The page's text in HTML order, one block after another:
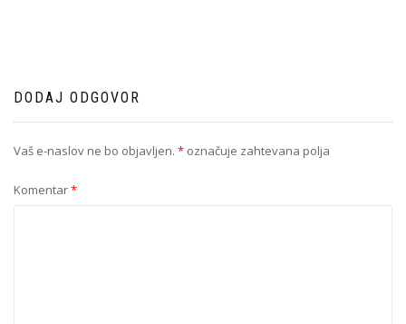
DODAJ ODGOVOR
Vaš e-naslov ne bo objavljen. * označuje zahtevana polja
Komentar*